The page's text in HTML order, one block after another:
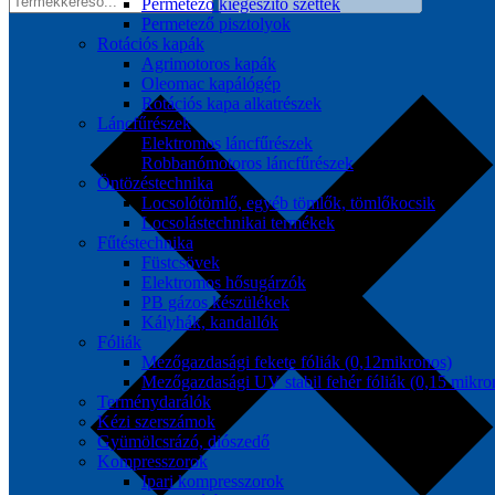
Permetező pisztolyok
Rotációs kapák
Agrimotoros kapák
Oleomac kapálógép
Rotációs kapa alkatrészek
Láncfűrészek
Elektromos láncfűrészek
Robbanómotoros láncfűrészek
Öntözéstechnika
Locsolótömlő, egyéb tömlők, tömlőkocsik
Locsolástechnikai termékek
Fűtéstechnika
Füstcsövek
Elektromos hősugárzók
PB gázos készülékek
Kályhák, kandallók
Fóliák
Mezőgazdasági fekete fóliák (0,12mikronos)
Mezőgazdasági UV stabil fehér fóliák (0,15
Terménydarálók
Kézi szerszámok
Gyümölcsrázó, diószedő
Kompresszorok
Ipari kompresszorok